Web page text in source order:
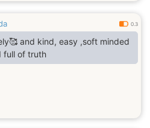
0.3
and kind, easy ,soft minded
full of truth